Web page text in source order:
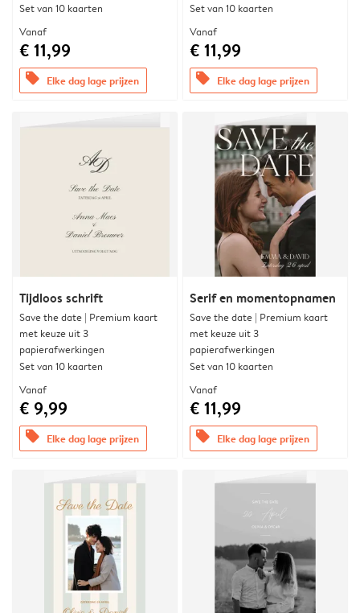
Set van 10 kaarten
Vanaf
€ 11,99
offers Elke dag lage prijzen
Set van 10 kaarten
Vanaf
€ 11,99
offers Elke dag lage prijzen
Tijdloos schrift
Save the date | Premium kaart
met keuze uit 3
papierafwerkingen
Set van 10 kaarten
Vanaf
€ 9,99
offers Elke dag lage prijzen
Serif en momentopnamen
Save the date | Premium kaart
met keuze uit 3
papierafwerkingen
Set van 10 kaarten
Vanaf
€ 11,99
offers Elke dag lage prijzen